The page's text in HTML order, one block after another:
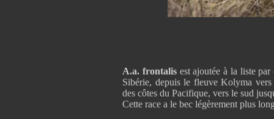
A.a. frontalisest ajoutée à la liste par
Sibérie, depuis le fleuve Kolyma
des côtes du Pacifique, vers le sud
Cette race a le bec légèrement plus